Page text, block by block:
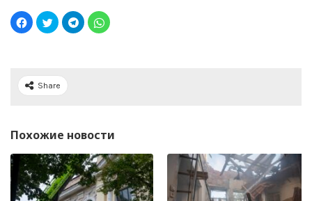
Share
Похожие новости